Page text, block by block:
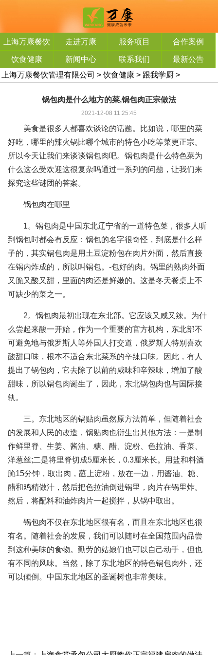
上海万康餐饮
管理有限公司
走进万康 服务项目 合作案例
饮食健康 新闻中心 联系我们
最新公告
上海万康餐饮管理有限公司 > 饮食健康 > 跟我学厨 >
锅包肉是什么地方的菜,锅包肉正宗做法
2021-12-08 11:25:45
美食是很多人都喜欢谈论的话题。比如说，哪里的菜
好吃，哪里的辣火锅比哪个城市的特色小吃等菜更正宗。
所以今天让我们来谈谈锅包肉吧。锅包肉是什么特色菜为
什么这么受欢迎这很复杂吗通过一系列的问题，让我们来
探究这些谜团的答案。
锅包肉在哪里
1。锅包肉是中国东北辽宁省的一道特色菜，很多人听
到锅包时都会有反应：锅包的名字很奇怪，到底是什么样
子的，其实锅包肉是用土豆淀粉包在肉片外面，然后直接
在锅内炸成的，所以叫锅包。-包好的肉。锅里的熟肉外面
又脆又酸又甜，里面的肉还是鲜嫩的。这是冬天餐桌上不
可缺少的菜之一。
2。锅包肉最初出现在东北部。它应该又咸又辣。为什
么尝起来酸一开始，作为一个重要的官方机构，东北部不
可避免地与俄罗斯人等外国人打交道，俄罗斯人特别喜欢
酸甜口味，根本不适合东北菜系的辛辣口味。因此，有人
提出了锅包肉，它去除了以前的咸味和辛辣味，增加了酸
甜味，所以锅包肉诞生了，因此，东北锅包肉也与国际接
轨。
三。东北地区的锅贴肉虽然原方法简单，但随着社会
的发展和人民的改造，锅贴肉也衍生出其他方法：一是制
作鲜里脊、生姜、酱油、糖、醋、淀粉、色拉油、香菜、
洋葱丝;二是将里脊切成5厘米长，0.3厘米长。用盐和料酒
腌15分钟，取出肉，蘸上淀粉，放在一边，用酱油、糖、
醋和鸡精做汁，然后把色拉油倒进锅里，肉片在锅里炸。
然后，将配料和油炸肉片一起搅拌，从锅中取出。
锅包肉不仅在东北地区很有名，而且在东北地区也很
有名。随着社会的发展，我们可以随时在全国范围内品尝
到这种美味的食物。勤劳的姑娘们也可以自己动手，但也
有不同的风味。当然，除了东北地区的特色锅包肉外，还
可以倾倒。中国东北地区的圣诞树也非常美味。